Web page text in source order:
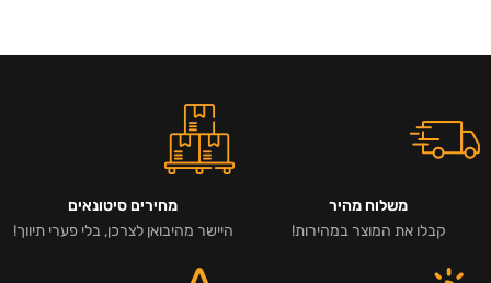
משלוח מהיר
קבלו את המוצר במהירות!
מחירים סיטונאים
היישר מהיבואן לצרכן, בלי פערי תיווך!